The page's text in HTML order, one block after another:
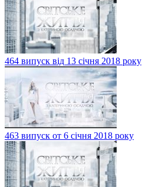
464 випуск від 13 січня 2018 року
463 випуск от 6 січня 2018 року